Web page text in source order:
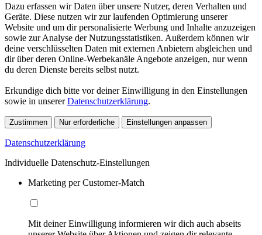
Dazu erfassen wir Daten über unsere Nutzer, deren Verhalten und
Geräte. Diese nutzen wir zur laufenden Optimierung unserer
Website und um dir personalisierte Werbung und Inhalte anzuzeigen
sowie zur Analyse der Nutzungsstatistiken. Außerdem können wir
deine verschlüsselten Daten mit externen Anbietern abgleichen und
dir über deren Online-Werbekanäle Angebote anzeigen, nur wenn
du deren Dienste bereits selbst nutzt.
Erkundige dich bitte vor deiner Einwilligung in den Einstellungen
sowie in unsererDatenschutzerklärung.
Zustimmen Nur erforderliche Einstellungen anpassen
Datenschutzerklärung
Individuelle Datenschutz-Einstellungen
Marketing per Customer-Match
Mit deiner Einwilligung informieren wir dich auch abseits